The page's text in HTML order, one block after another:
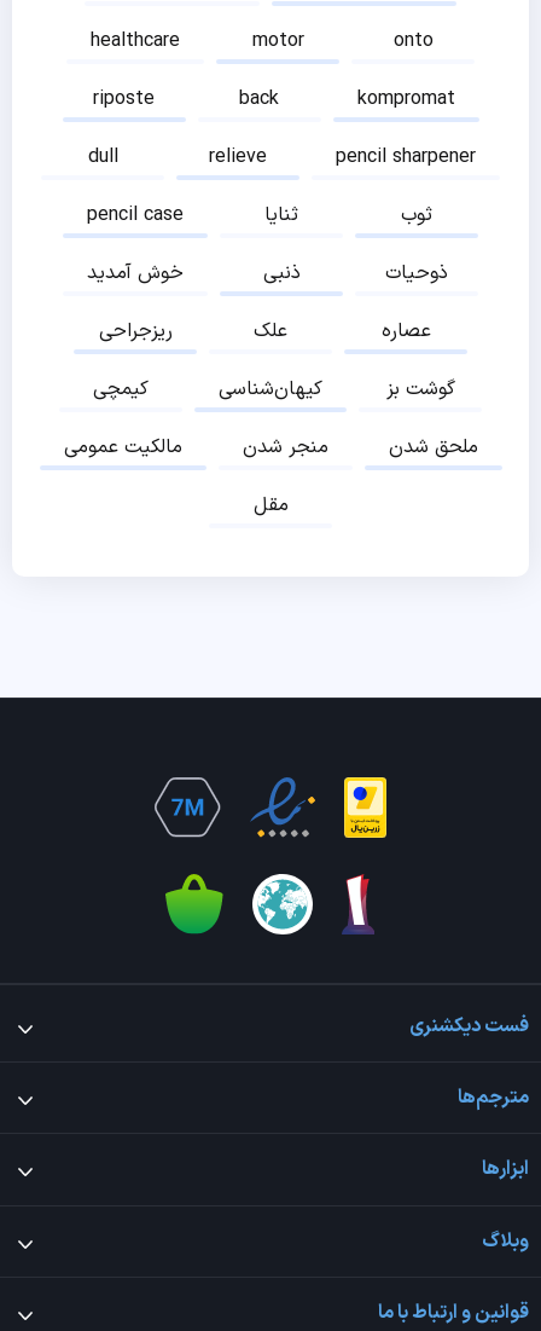
healthcare
motor
onto
riposte
back
kompromat
dull
relieve
pencil sharpener
pencil case
ثنایا
ثوب
خوش آمدید
ذنبی
ذوحیات
ریزجراحی
علک
عصاره
کیمچی
کیهان‌شناسی
گوشت بز
مالکیت عمومی
منجر شدن
ملحق شدن
مقل
فست دیکشنری
مترجم‌ها
ابزارها
وبلاگ
قوانین و ارتباط با ما